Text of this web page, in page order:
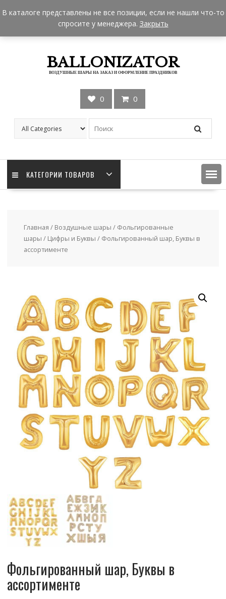
to
+7 962 957-18-50
zakaz@ballonizator.ru
Мы в Москве
Часы работы: 9:00 - 22:00
BALLONIZATOR
ВОЗДУШНЫЕ ШАРЫ НА ЗАКАЗ И ОФОРМЛЕНИЕ ПРАЗДНИКОВ
0 0
КАТЕГОРИИ ТОВАРОВ
Главная / Воздушные шары / Фольгированные
шары / Цифры и Буквы / Фольгированный шар, Буквы в
ассортименте
Фольгированный шар, Буквы в
ассортименте
В каталоге представлены не все позиции, если не нашли что-то
спросите у менеджера. Закрыть